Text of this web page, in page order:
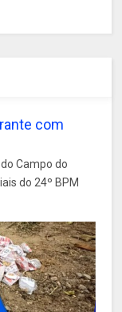
com
Campo do
do 24º BPM